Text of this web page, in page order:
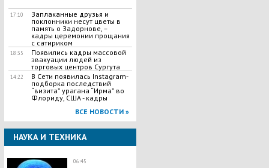
17:10
Заплаканные друзья и
поклонники несут цветы в
память о Задорнове, –
кадры церемонии прощания
с сатириком
18:35
Появились кадры массовой
эвакуации людей из
торговых центров Сургута
14:22
В Сети появилась Іnstagram-
подборка последствий
“визита” урагана “Ирма” во
Флориду, США - кадры
ВСЕ НОВОСТИ »
НАУКА И ТЕХНИКА
06:45